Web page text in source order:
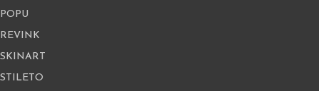
POPU
REVINK
SKINART
STILETO